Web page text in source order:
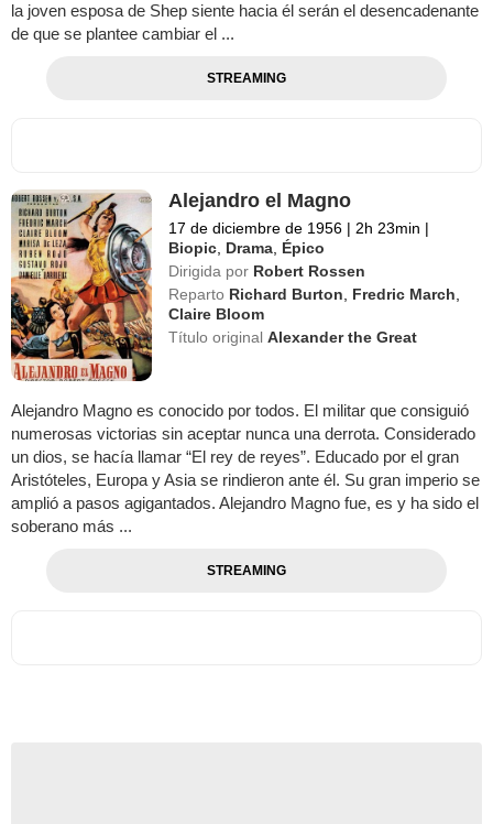
la joven esposa de Shep siente hacia él serán el desencadenante
de que se plantee cambiar el ...
STREAMING
Alejandro el Magno
17 de diciembre de 1956 | 2h 23min |
Biopic, Drama, Épico
Dirigida por Robert Rossen
Reparto Richard Burton, Fredric March,
Claire Bloom
Título originalAlexander the Great
Alejandro Magno es conocido por todos. El militar que consiguió
numerosas victorias sin aceptar nunca una derrota. Considerado
un dios, se hacía llamar “El rey de reyes”. Educado por el gran
Aristóteles, Europa y Asia se rindieron ante él. Su gran imperio se
amplió a pasos agigantados. Alejandro Magno fue, es y ha sido el
soberano más ...
STREAMING